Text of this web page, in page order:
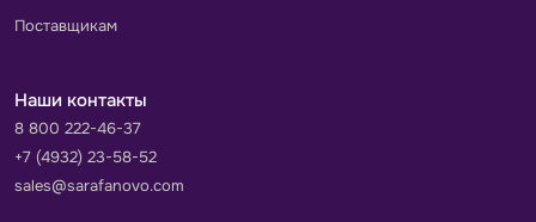
Поставщикам
Наши контакты
8 800 222-46-37
+7 (4932) 23-58-52
sales@sarafanovo.com